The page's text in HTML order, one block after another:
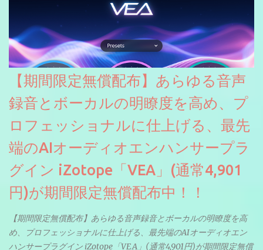
【期間限定無償配布】あらゆる音声
録音とボーカルの明瞭度を高め、プ
ロフェッショナルに仕上げる、最先
端のAIオーディオエンハンサープラ
グイン iZotope「VEA」(通常4,901
円)が期間限定無償配布中！！
【期間限定無償配布】あらゆる音声録音とボーカルの明瞭度を高
め、プロフェッショナルに仕上げる、最先端のAIオーディオエン
ハンサープラグイン iZotope「VEA」(通常4,901円)が期間限定無償